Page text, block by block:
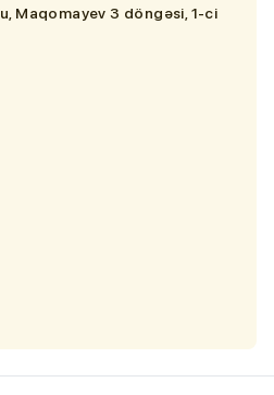
Maqomayev 3 döngəsi, 1-ci